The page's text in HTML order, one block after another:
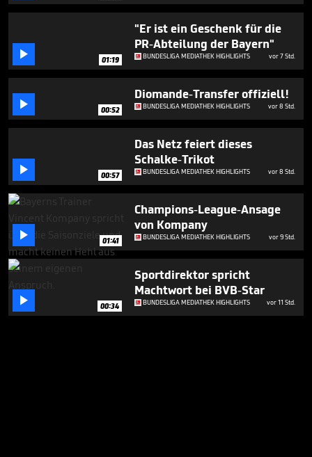
 01:19
"Er ist ein Geschenk für die
PR-Abteilung der Bayern"
BUNDESLIGA MEDIATHEK HIGHLIGHTS vor 7 Std.
 00:52
Diomande-Transfer offiziell!
BUNDESLIGA MEDIATHEK HIGHLIGHTS vor 8 Std.
 00:57
Das Netz feiert dieses
Schalke-Trikot
BUNDESLIGA MEDIATHEK HIGHLIGHTS vor 8 Std.
 01:41
Champions-League-Ansage
von Kompany
BUNDESLIGA MEDIATHEK HIGHLIGHTS vor 9 Std.
 00:34
Sportdirektor spricht
Machtwort bei BVB-Star
BUNDESLIGA MEDIATHEK HIGHLIGHTS vor 11 Std.